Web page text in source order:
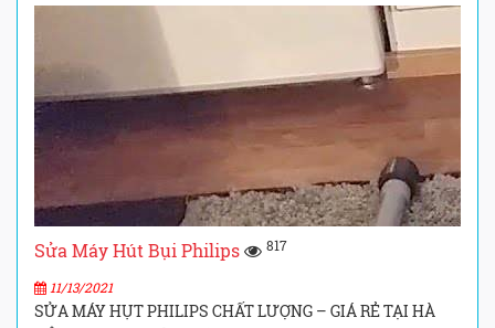
Sửa Máy Hút Bụi Philips 817
11/13/2021
SỬA MÁY HỤT PHILIPS CHẤT LƯỢNG – GIÁ RẺ TẠI HÀ